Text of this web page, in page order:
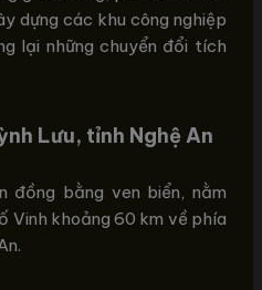
dựng các khu công nghiệp
lại những chuyển đổi tích
Lưu, tỉnh Nghệ An
đồng bằng ven biển, nằm
Vinh khoảng 60 km về phía